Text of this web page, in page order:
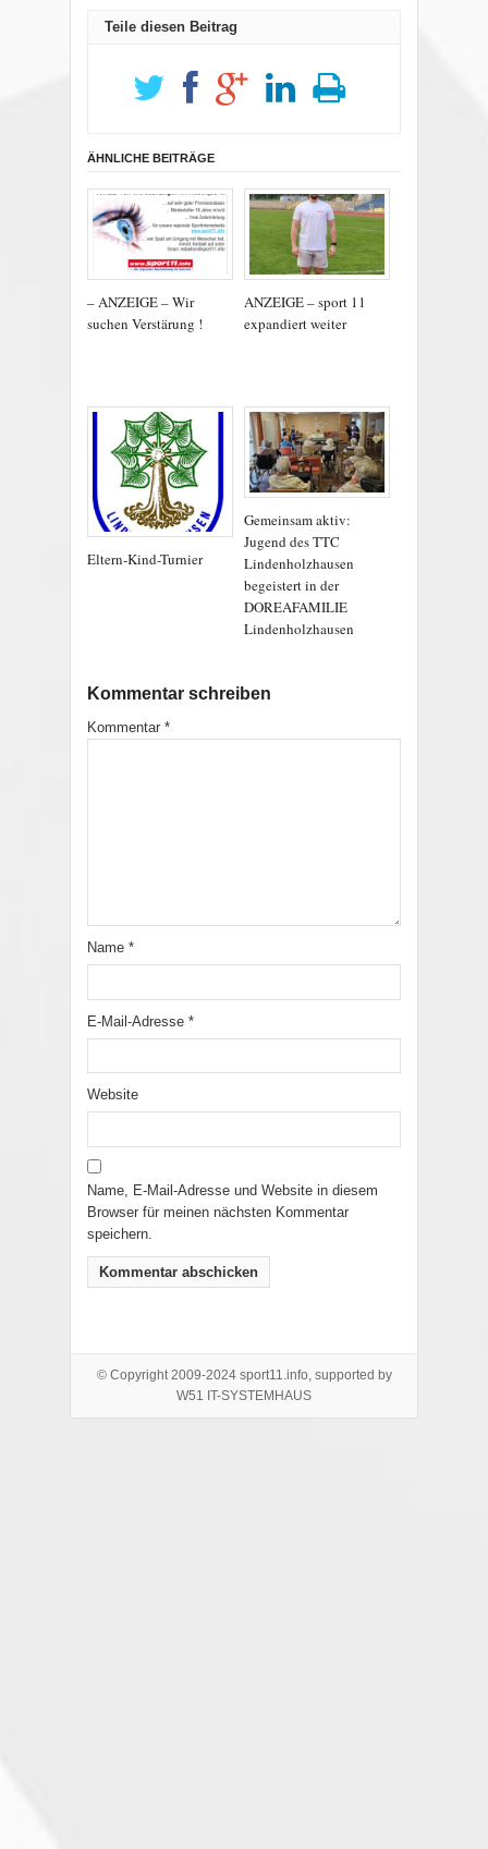
Teile diesen Beitrag
ÄHNLICHE BEITRÄGE
– ANZEIGE – Wir
suchen Verstärung !
ANZEIGE – sport 11
expandiert weiter
Eltern-Kind-Turnier
Gemeinsam aktiv:
Jugend des TTC
Lindenholzhausen
begeistert in der
DOREAFAMILIE
Lindenholzhausen
Kommentar schreiben
Kommentar *
Name *
E-Mail-Adresse *
Website
Name, E-Mail-Adresse und Website in diesem
Browser für meinen nächsten Kommentar
speichern.
© Copyright 2009-2024 sport11.info, supported by
W51 IT-SYSTEMHAUS